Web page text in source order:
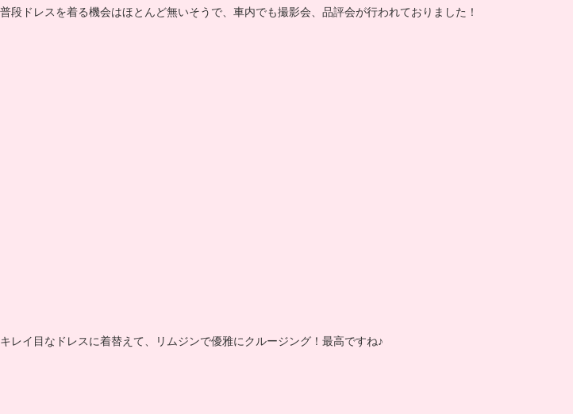
普段ドレスを着る機会はほとんど無いそうで、車内でも撮影会、品評会が行われておりました！
キレイ目なドレスに着替えて、リムジンで優雅にクルージング！最高ですね♪